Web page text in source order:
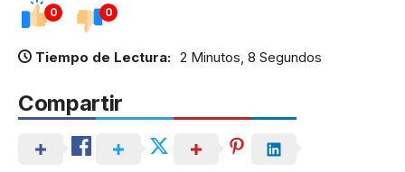
0 0
Tiempo de Lectura: 2 Minutos, 8 Segundos
Compartir